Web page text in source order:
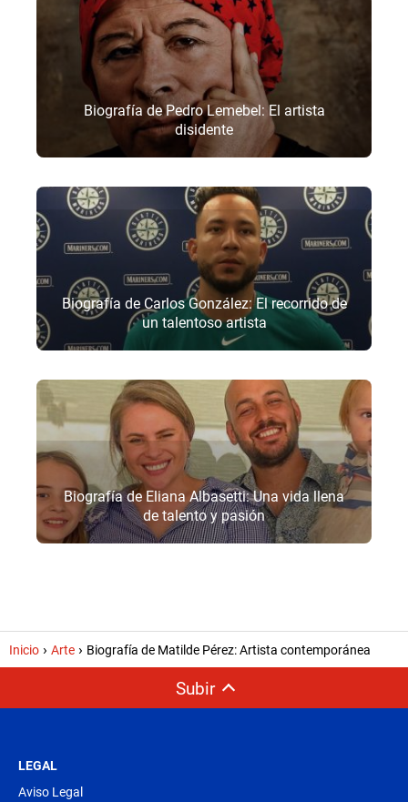
Biografía de Pedro Lemebel: El artista
disidente
Biografía de Carlos González: El recorrido de
un talentoso artista
Biografía de Eliana Albasetti: Una vida llena
de talento y pasión
Inicio Arte Biografía de Matilde Pérez: Artista contemporánea
Subir
LEGAL
Aviso Legal